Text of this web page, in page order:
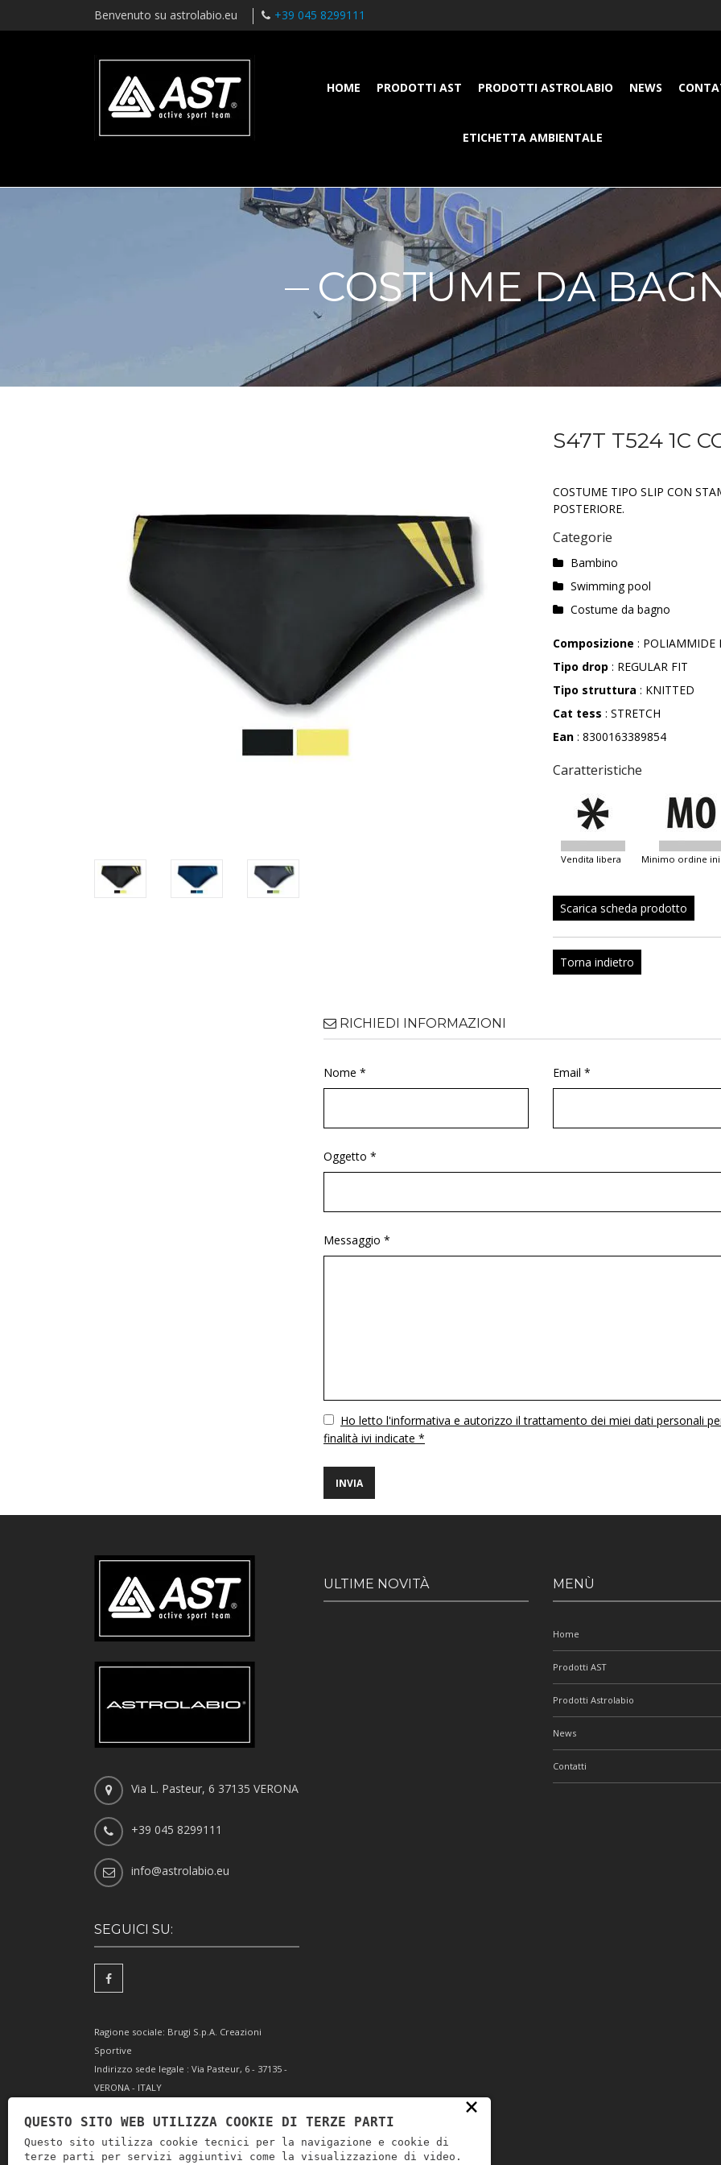
Benvenuto su astrolabio.eu +39 045 8299111
HOME PRODOTTI AST PRODOTTI ASTROLABIO NEWS
ETICHETTA AMBIENTALE
COSTUME DA
S47T T524 1C
COSTUME TIPO SLIP CON
POSTERIORE.
Categorie
Bambino
Swimming pool
Costume da bagno
Composizione : POLIAMMIDE
Tipo drop : REGULAR FIT
Tipo struttura : KNITTED
Cat tess : STRETCH
Ean : 8300163389854
Caratteristiche
vendita libera minimo ordine
Scarica scheda prodotto
Torna indietro
RICHIEDI INFORMAZIONI
Nome * Email *
Oggetto *
Messaggio *
VuotoHo letto l'informativa e autorizzo il trattamento dei miei dati personali
finalità ivi indicate *
Via L. Pasteur, 6 37135 VERONA
+39 045 8299111
info@astrolabio.eu
SEGUICI SU:
Ragione sociale: Brugi S.p.A. Creazioni
Sportive
Indirizzo sede legale : Via Pasteur, 6 - 37135 -
VERONA - ITALY
Codice Fiscale e Iscrizione Reg. Impr. Verona
0051416 024 1
REA 166179 Verona -Cap. Soc. € 10.000.000 i.v. -
ULTIME NOVITÀ MENÙ
Home
Prodotti AST
Prodotti Astrolabio
News
Contatti
×
QUESTO SITO WEB UTILIZZA COOKIE DI TERZE PARTI
Questo sito utilizza cookie tecnici per la navigazione e cookie di
terze parti per servizi aggiuntivi come la visualizzazione di video.